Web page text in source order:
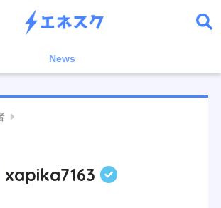
News
xapika7163